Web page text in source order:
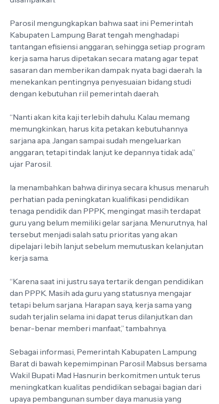
Parosil mengungkapkan bahwa saat ini Pemerintah
Kabupaten Lampung Barat tengah menghadapi
tantangan efisiensi anggaran, sehingga setiap program
kerja sama harus dipetakan secara matang agar tepat
sasaran dan memberikan dampak nyata bagi daerah. Ia
menekankan pentingnya penyesuaian bidang studi
dengan kebutuhan riil pemerintah daerah.
“Nanti akan kita kaji terlebih dahulu. Kalau memang
memungkinkan, harus kita petakan kebutuhannya
sarjana apa. Jangan sampai sudah mengeluarkan
anggaran, tetapi tindak lanjut ke depannya tidak ada,”
ujar Parosil.
Ia menambahkan bahwa dirinya secara khusus menaruh
perhatian pada peningkatan kualifikasi pendidikan
tenaga pendidik dan PPPK, mengingat masih terdapat
guru yang belum memiliki gelar sarjana. Menurutnya, hal
tersebut menjadi salah satu prioritas yang akan
dipelajari lebih lanjut sebelum memutuskan kelanjutan
kerja sama.
“Karena saat ini justru saya tertarik dengan pendidikan
dan PPPK. Masih ada guru yang statusnya mengajar
tetapi belum sarjana. Harapan saya, kerja sama yang
sudah terjalin selama ini dapat terus dilanjutkan dan
benar-benar memberi manfaat,” tambahnya.
Sebagai informasi, Pemerintah Kabupaten Lampung
Barat di bawah kepemimpinan Parosil Mabsus bersama
Wakil Bupati Mad Hasnurin berkomitmen untuk terus
meningkatkan kualitas pendidikan sebagai bagian dari
upaya pembangunan sumber daya manusia yang